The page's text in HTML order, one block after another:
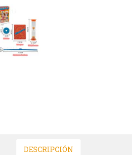
DESCRIPCIÓN